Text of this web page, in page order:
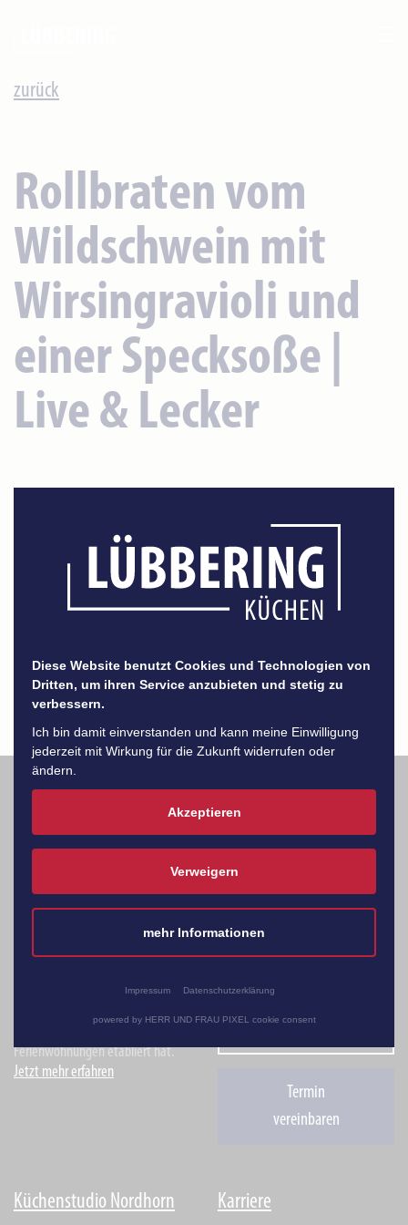
zurück
Rollbraten vom
Wildschwein mit
Wirsingravioli und
einer Specksoße |
Live & Lecker
Die Küchen Lübbering GmbH ist ein
das sich als Spezialist für
Einbauküchen und schlüsselfertige
Ferienwohnungen etabliert hat.
Jetzt mehr erfahren
Termin
vereinbaren
Küchenstudio Nordhorn Karriere
Diese Website benutzt Cookies und Technologien von
Dritten, um ihren Service anzubieten und stetig zu
verbessern.
Ich bin damit einverstanden und kann meine Einwilligung
jederzeit mit Wirkung für die Zukunft widerrufen oder
ändern.
Akzeptieren
Verweigern
mehr Informationen
Impressum Datenschutzerklärung
powered by HERR UND FRAU PIXEL cookie consent